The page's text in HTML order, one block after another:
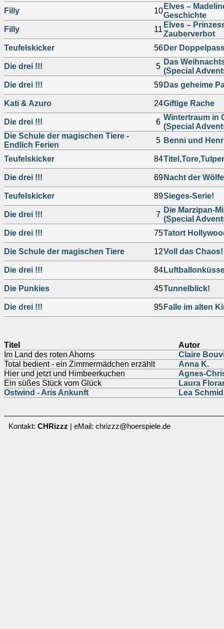
Filly 10
Elves –
Geschichte
Filly
11
Elves –
Zauberverbot
Teufelskicker
56 Der
Die drei !!! 5
Das
(Special
Die drei !!!
59 Das geheime
Kati & Azuro 24Giftige Rache
Die drei !!! 6
Wintertraum in
(Special
Die Schule der magischen Tiere -
Endlich Ferien
5 Benni und
Teufelskicker 84
Die drei !!! 69 Nacht der Wölfe
Teufelskicker 89Sieges-Serie!
Die drei !!! 7
Die Marzipan-
(Special
Die drei !!!
75Tatort
Die Schule der magischen Tiere 12Voll das Chaos!
Die drei !!! 84
Die Punkies 45Tunnelblick!
Die drei !!! 95 Falle im alten
Titel
Autor
Im Land des roten Ahorns
Claire
Total bedient - ein Zimmermädchen erzählt
Anna K.
Hier und jetzt und Himbeerkuchen
Agnes-
Ein süßes Stück vom Glück
Laura
Ostwind - Aris Ankunft
Lea
Kontakt: CHRizzz | eMail: chrizzz@hoerspiele.de